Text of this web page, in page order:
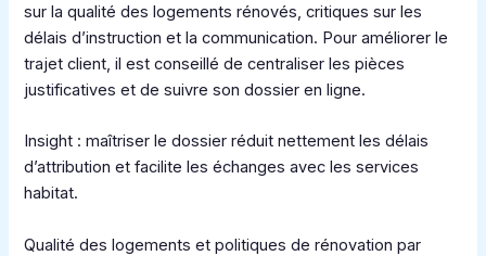
sur la qualité des logements rénovés, critiques sur les
délais d’instruction et la communication. Pour améliorer le
trajet client, il est conseillé de centraliser les pièces
justificatives et de suivre son dossier en ligne.
Insight : maîtriser le dossier réduit nettement les délais
d’attribution et facilite les échanges avec les services
habitat.
Qualité des logements et politiques de rénovation par